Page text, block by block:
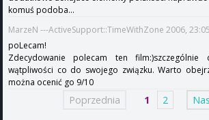
komuś podoba...
MarzeN ---ActiveSupport::TimeWithZone 2006, 23:05
poLecam!
Zdecydowanie polecam ten
wątpliwości co do swojego związku. Warto
można ocenić go 9/10
Poprzednia 1 2